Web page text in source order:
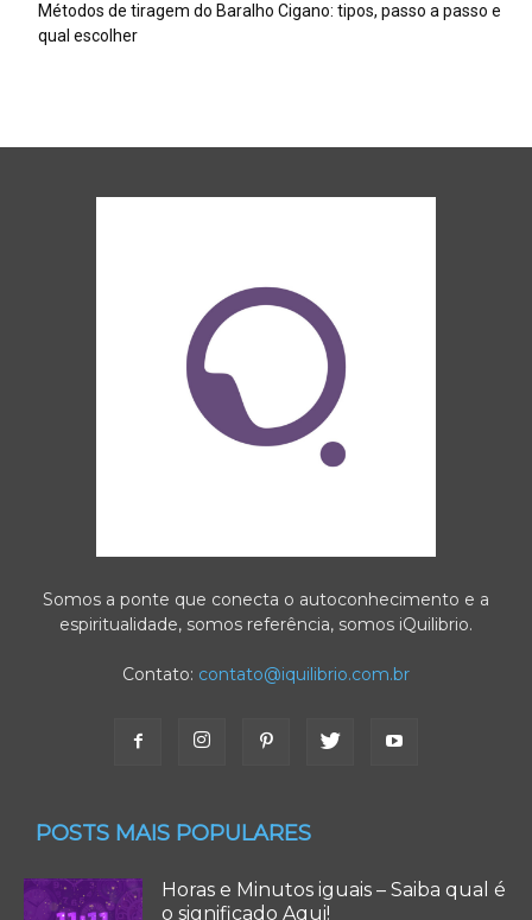
Métodos de tiragem do Baralho Cigano: tipos, passo a passo e
qual escolher
Somos a ponte que conecta o autoconhecimento e a
espiritualidade, somos referência, somos iQuilibrio.
Contato: contato@iquilibrio.com.br
POSTS MAIS POPULARES
Horas e Minutos iguais – Saiba qual é
o significado Aqui!